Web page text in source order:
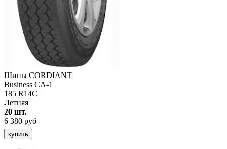
Шины CORDIANT
Business CA-1
185 R14C
Летняя
20 шт.
6 380 руб
купить